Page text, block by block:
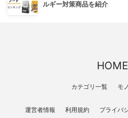
ルギー対策商品を紹介
HOME
カテゴリ一覧 モ
運営者情報 利用規約 プライバ